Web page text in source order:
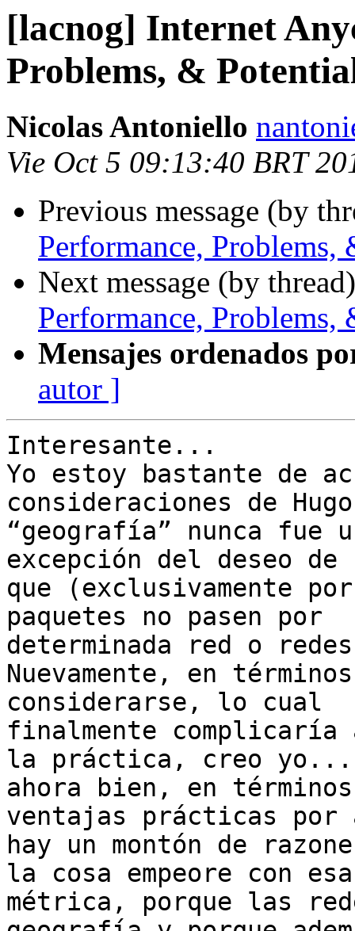
[lacnog] Internet
Problems, &
Nicolas Antoniello
Vie Oct 5 09:13:40 BRT
Previous message (by
Performance, Problems,
Next message (by
Performance, Problems,
Mensajes ordenados
autor ]
Interesante...
Yo estoy bastante de
consideraciones de
“geografía” nunca fue
excepción del deseo de
que (exclusivamente
paquetes no pasen por
determinada red o
Nuevamente, en
considerarse, lo cual
finalmente
la práctica, creo yo...
ahora bien, en
ventajas prácticas por
hay un montón de
la cosa empeore con esa
métrica, porque las